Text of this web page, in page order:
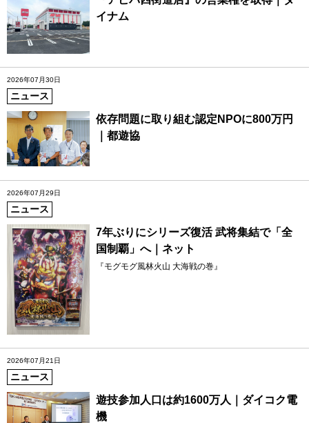
イナム
2026年07月30日
ニュース
依存問題に取り組む認定NPOに800万円
｜都遊協
2026年07月29日
ニュース
7年ぶりにシリーズ復活 武将集結で「全
国制覇」へ｜ネット
『モグモグ風林火山 大海戦の巻』
2026年07月21日
ニュース
遊技参加人口は約1600万人｜ダイコク電
機